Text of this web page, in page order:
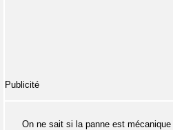
Publicité
On ne sait si la panne est mécanique